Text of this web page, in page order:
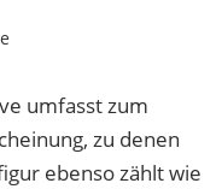
umfasst zum
zu denen
ebenso zählt wie